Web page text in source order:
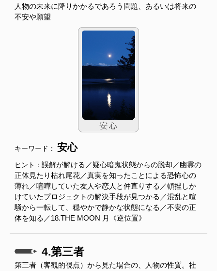
人物の未来に降りかかるであろう問題、あるいは将来の
不安や願望
キーワード： 安心
ヒント： 誤解が解ける／疑心暗鬼状態からの脱却／幽霊の
正体見たり枯れ尾花／真実を知ったことによる恐怖心の
薄れ／喧嘩していた友人や恋人と仲直りする／頓挫しか
けていたプロジェクトの解決手段が見つかる／混乱と喧
騒から一転して、穏やかで静かな状態になる／不安の正
体を知る／18.THE MOON 月《逆位置》
4.第三者
第三者（客観的視点）から見た場合の、人物の性質。社